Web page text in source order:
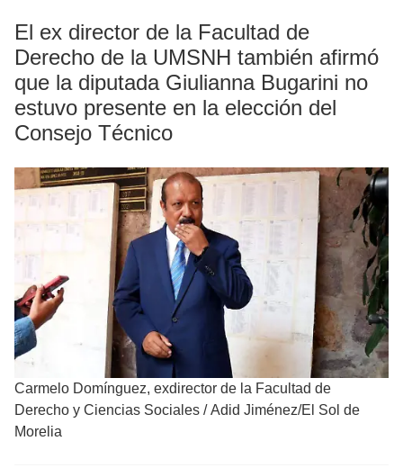
El ex director de la Facultad de
Derecho de la UMSNH también afirmó
que la diputada Giulianna Bugarini no
estuvo presente en la elección del
Consejo Técnico
Carmelo Domínguez, exdirector de la Facultad de
Derecho y Ciencias Sociales /Adid Jiménez/El Sol de
Morelia